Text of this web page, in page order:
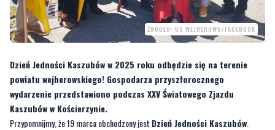
Dzień Jedności Kaszubów w 2025 roku odbędzie się na terenie
powiatu wejherowskiego! Gospodarza przyszłorocznego
Kaszubów w Kościerzynie.
Przypomnijmy, że 19 marca obchodzony jestDzień Jedności Kaszubów
Święto stanowi upamiętnienie pierwszej pisemnej informacji o Kaszubach z
1238 r. Jego celem jest promowanie kultury kaszubskiej.
Co roku wydarzenie odbywa się w różnych kaszubskich gminach. Podczas